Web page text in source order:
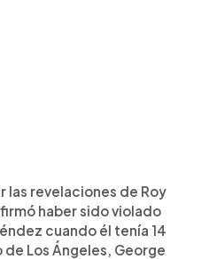
las revelaciones de Roy
haber sido violado
cuando él tenía 14
Los Ángeles, George